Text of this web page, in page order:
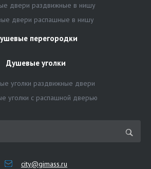
двери раздвижные в нишу
двери распашные в нишу
перегородки
Душевые уголки
уголки раздвижные двери
уголки с распашной дверью
city@gimass.ru